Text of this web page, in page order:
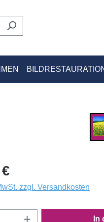
zzgl. Versandkosten
Anzahl: Gib den In